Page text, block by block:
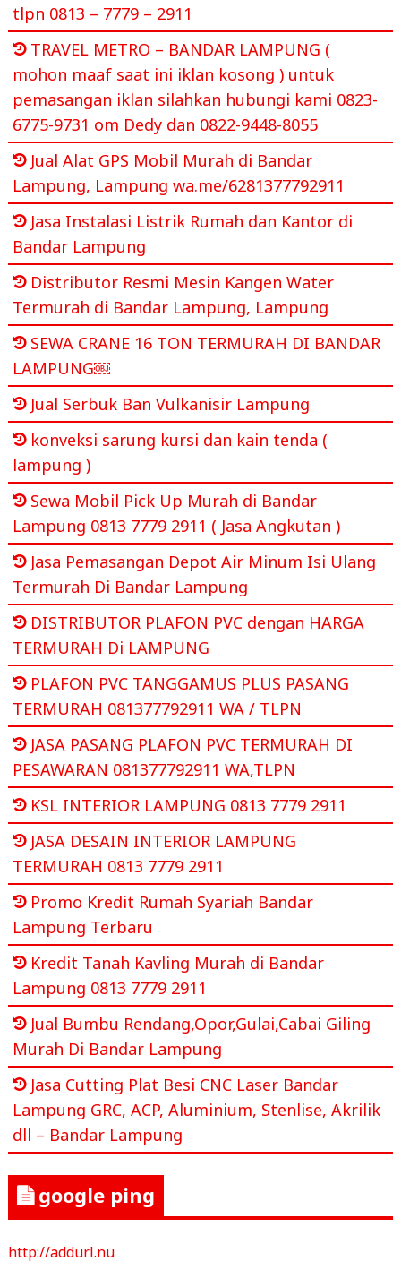
tlpn 0813 – 7779 – 2911
TRAVEL METRO – BANDAR LAMPUNG (
mohon maaf saat ini iklan kosong ) untuk
pemasangan iklan silahkan hubungi kami 0823-
6775-9731 om Dedy dan 0822-9448-8055
Jual Alat GPS Mobil Murah di Bandar
Lampung, Lampung wa.me/6281377792911
Jasa Instalasi Listrik Rumah dan Kantor di
Bandar Lampung
Distributor Resmi Mesin Kangen Water
Termurah di Bandar Lampung, Lampung
SEWA CRANE 16 TON TERMURAH DI BANDAR
LAMPUNG￼
Jual Serbuk Ban Vulkanisir Lampung
konveksi sarung kursi dan kain tenda (
lampung )
Sewa Mobil Pick Up Murah di Bandar
Lampung 0813 7779 2911 ( Jasa Angkutan )
Jasa Pemasangan Depot Air Minum Isi Ulang
Termurah Di Bandar Lampung
DISTRIBUTOR PLAFON PVC dengan HARGA
TERMURAH Di LAMPUNG
PLAFON PVC TANGGAMUS PLUS PASANG
TERMURAH 081377792911 WA / TLPN
JASA PASANG PLAFON PVC TERMURAH DI
PESAWARAN 081377792911 WA,TLPN
KSL INTERIOR LAMPUNG 0813 7779 2911
JASA DESAIN INTERIOR LAMPUNG
TERMURAH 0813 7779 2911
Promo Kredit Rumah Syariah Bandar
Lampung Terbaru
Kredit Tanah Kavling Murah di Bandar
Lampung 0813 7779 2911
Jual Bumbu Rendang,Opor,Gulai,Cabai Giling
Murah Di Bandar Lampung
Jasa Cutting Plat Besi CNC Laser Bandar
Lampung GRC, ACP, Aluminium, Stenlise, Akrilik
dll – Bandar Lampung
google ping
http://addurl.nu